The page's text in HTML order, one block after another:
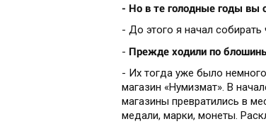
- Но в те голодные годы вы
- До этого я начал
- Прежде ходили по
- Их тогда уже было
магазин «Нумизмат». В
магазины превратились в
медали, марки, монеты.